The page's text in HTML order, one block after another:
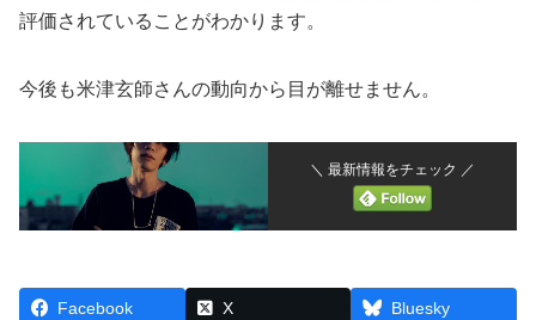
評価されていることがわかります。
今後も米津玄師さんの動向から目が離せません。
＼ 最新情報をチェック ／
Facebook X Bluesky